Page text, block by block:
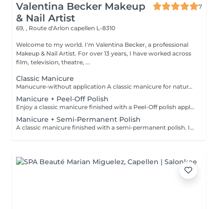
Valentina Becker Makeup
& Nail Artist
7
69, , Route d'Arlon capellen L-8310
Welcome to my world. I'm Valentina Becker, a professional
Makeup & Nail Artist. For over 13 years, I have worked across
film, television, theatre, ...
Classic Manicure
Manucure-without application A classic manicure for naturally beautiful, well-groomed hands. The treatment includes nail shaping, cuticle care, light buffing if needed, followed by nourishing cuticle oil and a moisturizing hand cream. This service does not include an application
Manicure + Peel-Off Polish
Enjoy a classic manicure finished with a Peel-Off polish application. This innovative system provides a glossy, long-lasting finish. Cured under an LED lamp, the polish is instantly dry, so there is no smudging, no dents, and no marks after your appointment. I do not use traditional nail polish because Peel-Off systems are gentler on natural nails, have less odour, last longer, and can be removed more gently.
Manicure + Semi-Permanent Polish
A classic manicure finished with a semi-permanent polish. Ideal for those who want glossy, well-groomed and durable nails for around 2 to 3 weeks. Semi-permanent polish must be professionally removed or renewed in the salon.